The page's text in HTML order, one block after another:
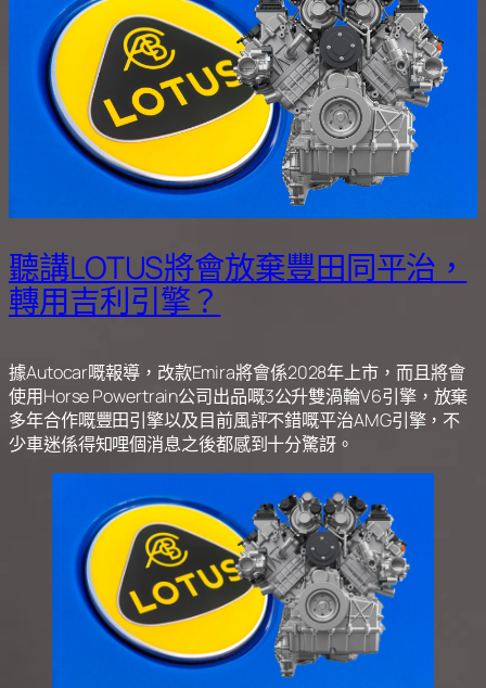
聽講LOTUS將會放棄豐田同平治，
轉用吉利引擎？
據Autocar嘅報導，改款Emira將會係2028年上市，而且將會
使用Horse Powertrain公司出品嘅3公升雙渦輪V6引擎，放棄
多年合作嘅豐田引擎以及目前風評不錯嘅平治AMG引擎，不
少車迷係得知哩個消息之後都感到十分驚訝。